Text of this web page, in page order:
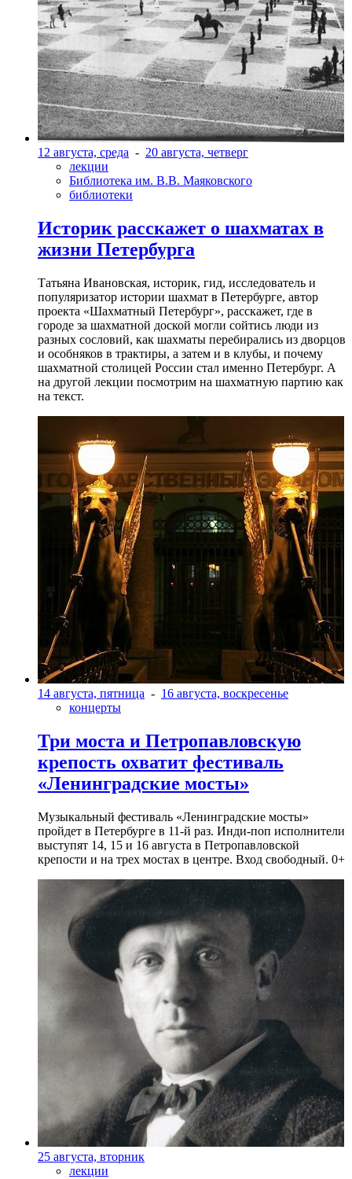
12 августа, среда - 20 августа, четверг
лекции
Библиотека им. В.В. Маяковского
библиотеки
Историк расскажет о шахматах в
жизни Петербурга
Татьяна Ивановская, историк, гид, исследователь и
популяризатор истории шахмат в Петербурге, автор
проекта «Шахматный Петербург», расскажет, где в
городе за шахматной доской могли сойтись люди из
разных сословий, как шахматы перебирались из дворцов
и особняков в трактиры, а затем и в клубы, и почему
шахматной столицей России стал именно Петербург. А
на другой лекции посмотрим на шахматную партию как
на текст.
14 августа, пятница - 16 августа, воскресенье
концерты
Три моста и Петропавловскую
крепость охватит фестиваль
«Ленинградские мосты»
Музыкальный фестиваль «Ленинградские мосты»
пройдет в Петербурге в 11-й раз. Инди-поп исполнители
выступят 14, 15 и 16 августа в Петропавловской
крепости и на трех мостах в центре. Вход свободный. 0+
25 августа, вторник
лекции